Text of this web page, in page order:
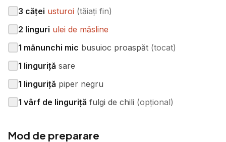
3 căței usturoi (tăiați fin)
2 linguri ulei de măsline
1 mănunchi mic busuioc proaspăt (tocat)
1 linguriță sare
1 linguriță piper negru
1 vârf de linguriță fulgi de chili (opțional)
Mod de preparare